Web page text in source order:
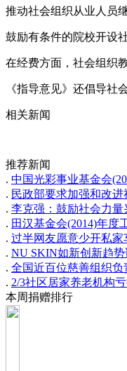
推动社会组织从业人员
鼓励有条件的院校开设
在经费方面，社会组织
《指导意见》还倡导社
相关新闻
推荐新闻
. 中国光彩事业基金会
. 民政部要求加强和改
. 李克强：鼓励社会力
. 田汉基金会(2014)年度
. 过半网友愿意少开私家
. NU SKIN如新创新趋
. 全国近百位慈善组织
. 2/3社区居家养老机构
本周捐赠排行